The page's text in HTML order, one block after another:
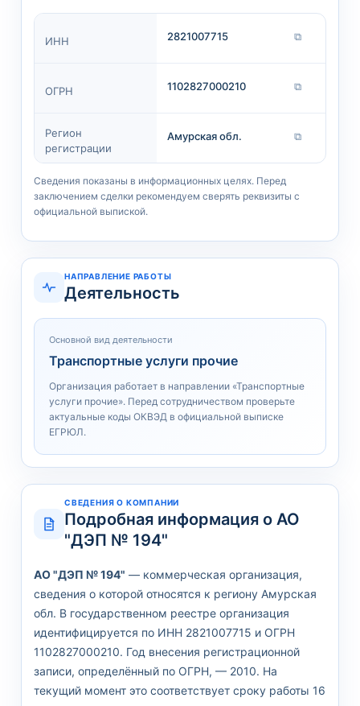
ИНН 2821007715 ⧉
ОГРН 1102827000210 ⧉
Регион
регистрации
Амурская обл. ⧉
Сведения показаны в информационных целях. Перед
заключением сделки рекомендуем сверять реквизиты с
официальной выпиской.
НАПРАВЛЕНИЕ РАБОТЫ
Деятельность
Основной вид деятельности
Транспортные услуги прочие
Организация работает в направлении «Транспортные
услуги прочие». Перед сотрудничеством проверьте
актуальные коды ОКВЭД в официальной выписке
ЕГРЮЛ.
СВЕДЕНИЯ О КОМПАНИИ
Подробная информация о АО
"ДЭП № 194"
АО "ДЭП № 194" — коммерческая организация,
сведения о которой относятся к региону Амурская
обл. В государственном реестре организация
идентифицируется по ИНН 2821007715 и ОГРН
1102827000210. Год внесения регистрационной
записи, определённый по ОГРН, — 2010. На
текущий момент это соответствует сроку работы 16